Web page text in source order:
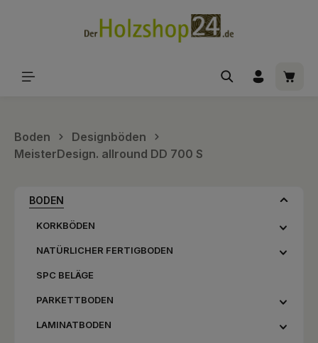
Boden
Designböden
MeisterDesign. allround DD 700 S
BODEN
KORKBÖDEN
NATÜRLICHER FERTIGBODEN
SPC BELÄGE
PARKETTBODEN
LAMINATBODEN